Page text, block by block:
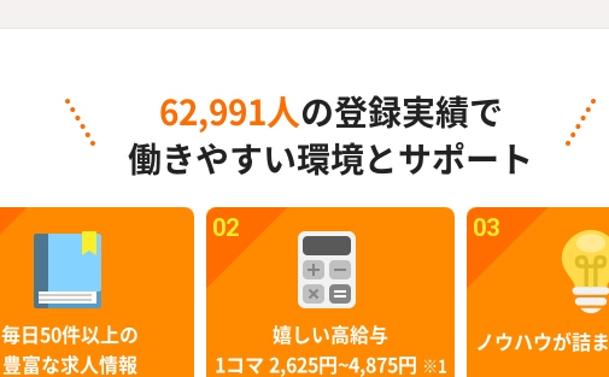
62,991人 の登録実績で
働きやすい環境とサポート
毎日50件以上の
豊富な求人情報
02
嬉しい高給与
1コマ 2,625円~4,875円
※1
03
ノウハウが詰